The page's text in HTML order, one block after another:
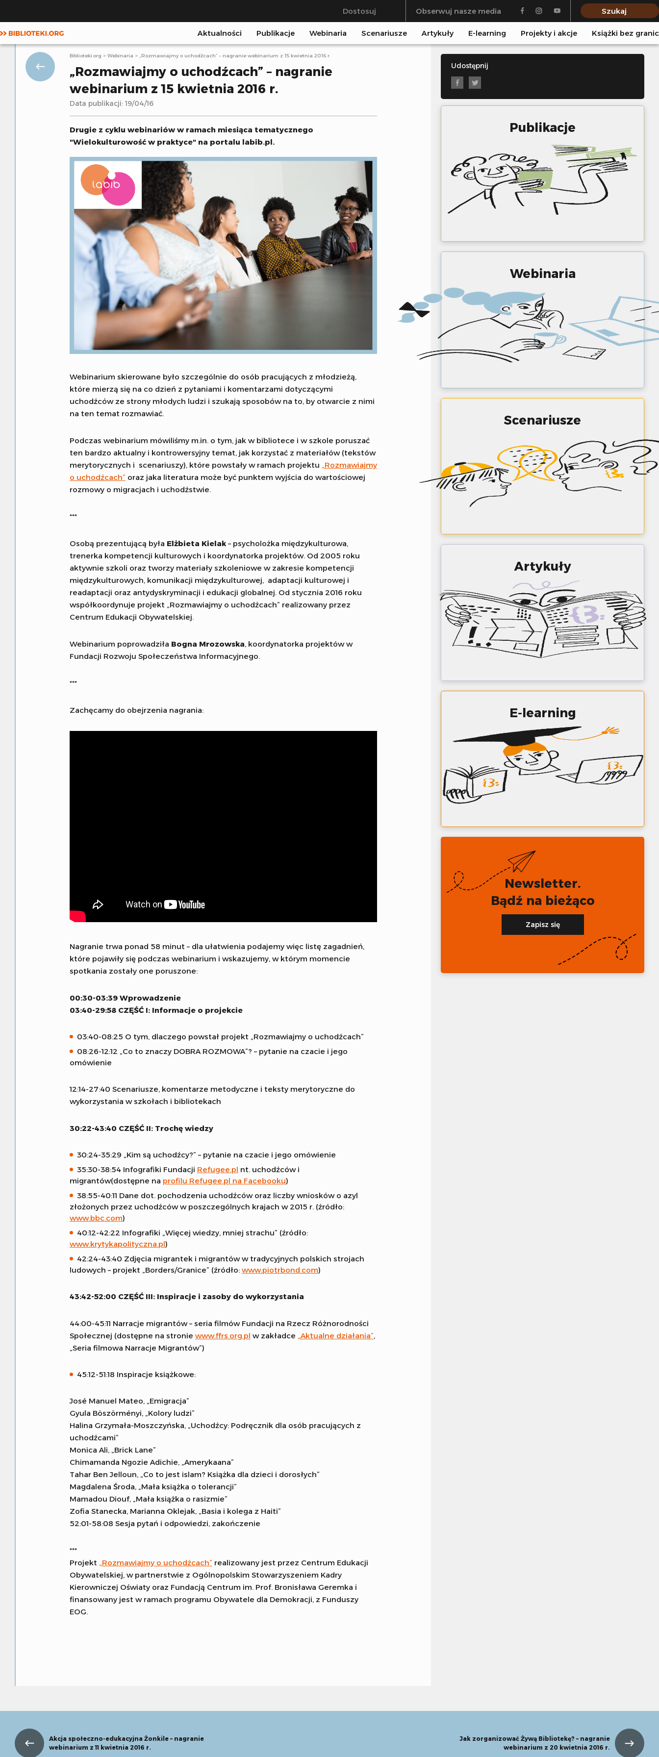
Dostosuj Obserwuj nasze media Szukaj
Aktualności Publikacje Webinaria Scenariusze Artykuły E-learning Projekty i akcje Książki bez granic
Aktualności
Publikacje
Webinaria
Biblioteki.org > Webinaria > „Rozmawiajmy o uchodźcach” – nagranie webinarium z 15 kwietnia 2016 r.
„Rozmawiajmy o uchodźcach” – nagranie
webinarium z 15 kwietnia 2016 r.
Data publikacji: 19/04/16
Drugie z cyklu webinariów w ramach miesiąca tematycznego
"Wielokulturowość w praktyce" na portalu labib.pl.
Webinarium skierowane było szczególnie do osób pracujących z młodzieżą,
które mierzą się na co dzień z pytaniami i komentarzami dotyczącymi
uchodźców ze strony młodych ludzi i szukają sposobów na to, by otwarcie z nimi
na ten temat rozmawiać.
Podczas webinarium mówiliśmy m.in. o tym, jak w bibliotece i w szkole poruszać
ten bardzo aktualny i kontrowersyjny temat, jak korzystać z materiałów (tekstów
merytorycznych i scenariuszy), które powstały w ramach projektu „Rozmawiajmy
o uchodźcach” oraz jaka literatura może być punktem wyjścia do wartościowej
rozmowy o migracjach i uchodźstwie.
***
Osobą prezentującą była Elżbieta Kielak – psycholożka międzykulturowa,
trenerka kompetencji kulturowych i koordynatorka projektów. Od 2005 roku
aktywnie szkoli oraz tworzy materiały szkoleniowe w zakresie kompetencji
międzykulturowych, komunikacji międzykulturowej, adaptacji kulturowej i
readaptacji oraz antydyskryminacji i edukacji globalnej. Od stycznia 2016 roku
współkoordynuje projekt „Rozmawiajmy o uchodźcach” realizowany przez
Centrum Edukacji Obywatelskiej.
Webinarium poprowadziła Bogna Mrozowska, koordynatorka projektów w
Fundacji Rozwoju Społeczeństwa Informacyjnego.
***
Zachęcamy do obejrzenia nagrania:
Nagranie trwa ponad 58 minut – dla ułatwienia podajemy więc listę zagadnień,
które pojawiły się podczas webinarium i wskazujemy, w którym momencie
spotkania zostały one poruszone:
00:30-03:39 Wprowadzenie
03:40-29:58 CZĘŚĆ I: Informacje o projekcie
03:40-08:25 O tym, dlaczego powstał projekt „Rozmawiajmy o uchodźcach”
08:26-12:12 „Co to znaczy DOBRA ROZMOWA”? – pytanie na czacie i jego
omówienie
12:14-27:40 Scenariusze, komentarze metodyczne i teksty merytoryczne do
wykorzystania w szkołach i bibliotekach
30:22-43:40 CZĘŚĆ II: Trochę wiedzy
30:24-35:29 „Kim są uchodźcy?” – pytanie na czacie i jego omówienie
35:30-38:54 Infografiki Fundacji Refugee.pl nt. uchodźców i
migrantów(dostępne na profilu Refugee.pl na Facebooku)
38:55-40:11 Dane dot. pochodzenia uchodźców oraz liczby wniosków o azyl
złożonych przez uchodźców w poszczególnych krajach w 2015 r. (źródło:
www.bbc.com)
40:12-42:22 Infografiki „Więcej wiedzy, mniej strachu” (źródło:
www.krytykapolityczna.pl)
42:24-43:40 Zdjęcia migrantek i migrantów w tradycyjnych polskich strojach
ludowych – projekt „Borders/Granice” (źródło: www.piotrbond.com)
43:42-52:00 CZĘŚĆ III: Inspiracje i zasoby do wykorzystania
44:00-45:11 Narracje migrantów – seria filmów Fundacji na Rzecz Różnorodności
Społecznej (dostępne na stronie www.ffrs.org.pl w zakładce „Aktualne działania”,
„Seria filmowa Narracje Migrantów”)
45:12-51:18 Inspiracje książkowe:
José Manuel Mateo, „Emigracja”
Gyula Böszörményi, „Kolory ludzi”
Halina Grzymała-Moszczyńska, „Uchodźcy: Podręcznik dla osób pracujących z
uchodźcami”
Monica Ali, „Brick Lane”
Chimamanda Ngozie Adichie, „Amerykaana”
Tahar Ben Jelloun, „Co to jest islam? Książka dla dzieci i dorosłych”
Magdalena Środa, „Mała książka o tolerancji”
Mamadou Diouf, „Mała książka o rasizmie”
Zofia Stanecka, Marianna Oklejak, „Basia i kolega z Haiti”
52:01-58:08 Sesja pytań i odpowiedzi, zakończenie
***
Projekt „Rozmawiajmy o uchodźcach” realizowany jest przez Centrum Edukacji
Obywatelskiej, w partnerstwie z Ogólnopolskim Stowarzyszeniem Kadry
Kierowniczej Oświaty oraz Fundacją Centrum im. Prof. Bronisława Geremka i
finansowany jest w ramach programu Obywatele dla Demokracji, z Funduszy
EOG.
Udostępnij
Publikacje
Webinaria
Scenariusze
Artykuły
E-learning
Newsletter.
Bądź na bieżąco
Zapisz się
Akcja społeczno-edukacyjna Żonkile – nagranie
webinarium z 11 kwietnia 2016 r.
Jak zorganizować Żywą Bibliotekę? – nagranie
webinarium z 20 kwietnia 2016 r.